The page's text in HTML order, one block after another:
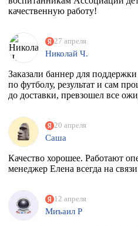
качественную работу!
27 апреля
Николай Ч.
Заказали баннер для
по футболу, результат и сам
до доставки, превзошел все
20 апреля
Саша
Качество хорошее. Работают
менеджер Елена всегда на
12 апреля
Миъаил Р